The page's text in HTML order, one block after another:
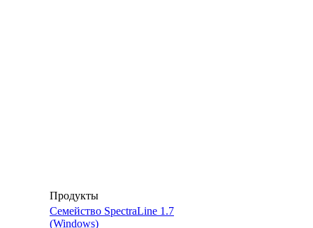
Продукты
Семейство SpectraLine 1.7
(Windows)